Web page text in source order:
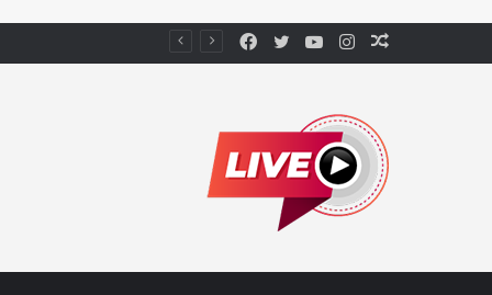
Instagram
YouTube
Twitter
Facebook